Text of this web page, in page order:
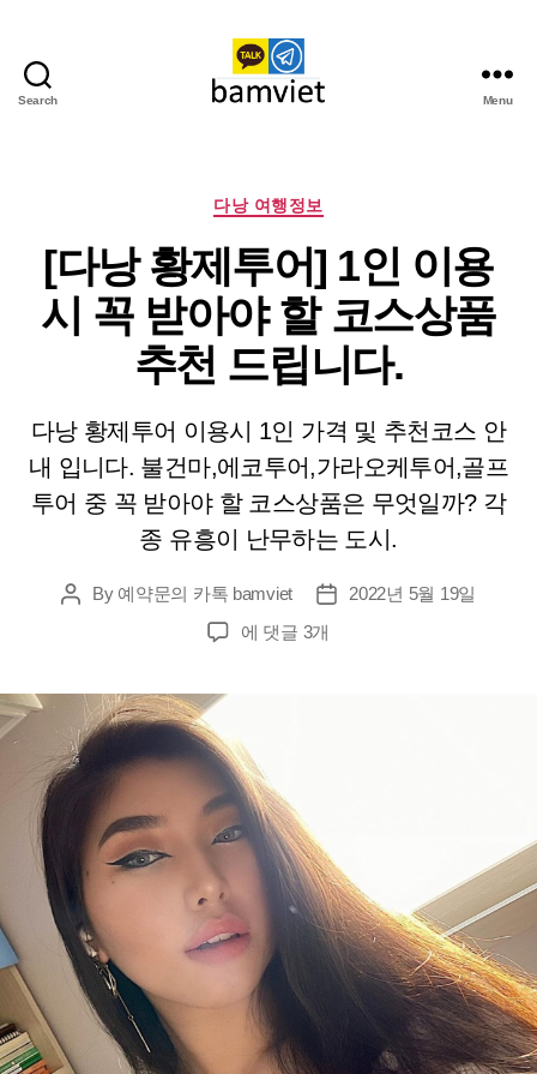
Search
라
케
I
황
제
투
어
Menu
Categories
다낭 여행정보
[다낭 황제투어] 1인 이용
시 꼭 받아야 할 코스상품
추천 드립니다.
다낭 황제투어 이용시 1인 가격 및 추천코스 안
내 입니다. 불건마,에코투어,가라오케투어,골프
투어 중 꼭 받아야 할 코스상품은 무엇일까? 각
종 유흥이 난무하는 도시.
PostBy 예약문의 카톡 bamviet
Post
date
2022년 5월 19일
[다
투
어]
1
인
이
꼭
받
야
할
에 댓글 3개